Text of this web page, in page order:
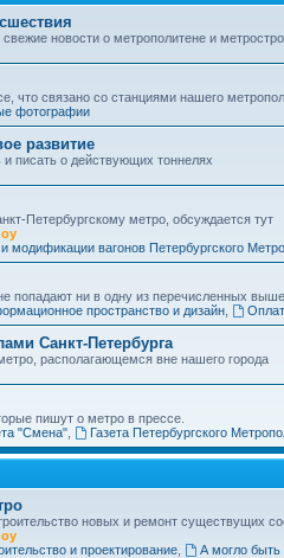
новости о метрополитене и
что связано со станциями нашего
фотографии
развитие
писать о действующих тоннелях
Петербургскому метро, обсуждается тут
модификации вагонов Петербургского
попадают ни в одну из перечисленных
пространство и дизайн,
Санкт-Петербурга
располагающемся вне нашего города
пишут о метро в прессе.
"Смена", Газета Петербургского
новых и ремонт существущих
и проектирование, А могло быть